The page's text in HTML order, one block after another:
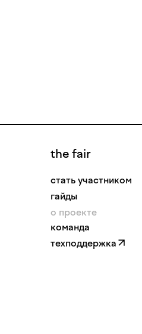
the fair
стать участником
гайды
о проекте
команда
техподдержка